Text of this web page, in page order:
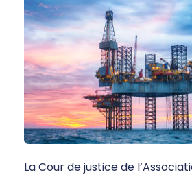
La Cour de justice de